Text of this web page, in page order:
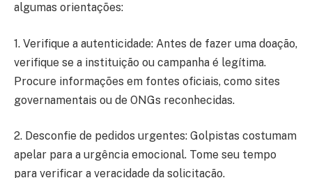
algumas orientações:
1. Verifique a autenticidade: Antes de fazer uma doação,
verifique se a instituição ou campanha é legítima.
Procure informações em fontes oficiais, como sites
governamentais ou de ONGs reconhecidas.
2. Desconfie de pedidos urgentes: Golpistas costumam
apelar para a urgência emocional. Tome seu tempo
para verificar a veracidade da solicitação.